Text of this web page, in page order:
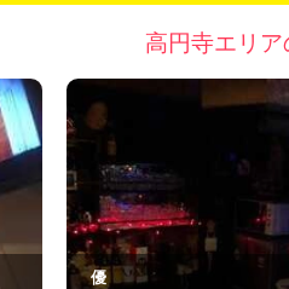
高円寺エリア
兵六玉